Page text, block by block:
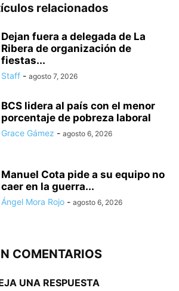
relacionados
Dejan fuera a delegada de La
Ribera de organización de
fiestas...
Staff - agosto 7, 2026
BCS lidera al país con el menor
porcentaje de pobreza laboral
Grace Gámez - agosto 6, 2026
Manuel Cota pide a su equipo no
caer en la guerra...
Ángel Mora Rojo - agosto 6, 2026
COMENTARIOS
UNA RESPUESTA